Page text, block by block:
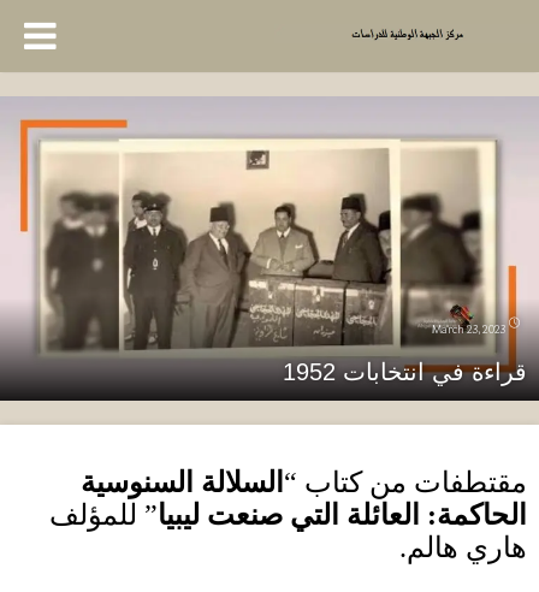
March 23, 2023
قراءة في انتخابات 1952
مقتطفات من كتاب “‫ السلالة ‬‫السنوسية‬
‫الحاكمة: العائلة التي صنعت ليبيا” للمؤلف
هاري هالم.